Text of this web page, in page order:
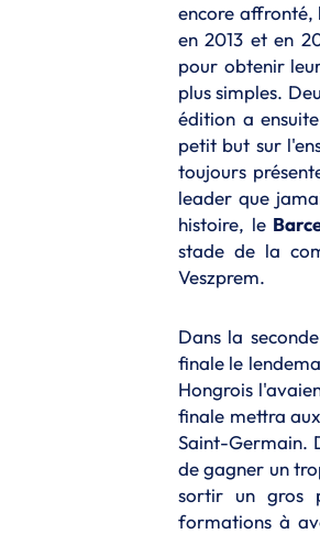
encore affronté,
en 2013 et en
pour obtenir
plus simples.
édition a
petit but sur
toujours
leader que
histoire, le
stade de la
Veszprem.
Dans la
finale le
Hongrois
finale mettra
Saint-Germain.
de gagner un
sortir un gros
formations à